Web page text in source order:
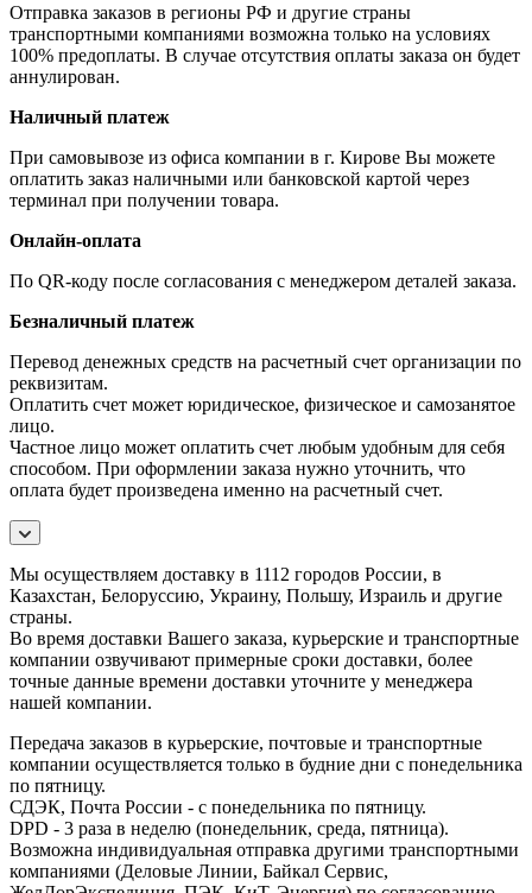
Отправка заказов в регионы РФ и другие страны
транспортными компаниями возможна только на условиях
100% предоплаты. В случае отсутствия оплаты заказа он будет
аннулирован.
Наличный платеж
При самовывозе из офиса компании в г. Кирове Вы можете
оплатить заказ наличными или банковской картой через
терминал при получении товара.
Онлайн-оплата
По QR-коду после согласования с менеджером деталей заказа.
Безналичный платеж
Перевод денежных средств на расчетный счет организации по
реквизитам.
Оплатить счет может юридическое, физическое и самозанятое
лицо.
Частное лицо может оплатить счет любым удобным для себя
способом. При оформлении заказа нужно уточнить, что
оплата будет произведена именно на расчетный счет.
Мы осуществляем доставку в 1112 городов России, в
Казахстан, Белоруссию, Украину, Польшу, Израиль и другие
страны.
Во время доставки Вашего заказа, курьерские и транспортные
компании озвучивают примерные сроки доставки, более
точные данные времени доставки уточните у менеджера
нашей компании.
Передача заказов в курьерские, почтовые и транспортные
компании осуществляется только в будние дни с понедельника
по пятницу.
СДЭК, Почта России - с понедельника по пятницу.
DPD - 3 раза в неделю (понедельник, среда, пятница).
Возможна индивидуальная отправка другими транспортными
компаниями (Деловые Линии, Байкал Сервис,